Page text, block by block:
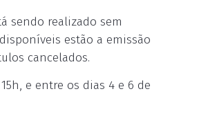
sendo realizado sem
estão a emissão
cancelados.
e entre os dias 4 e 6 de